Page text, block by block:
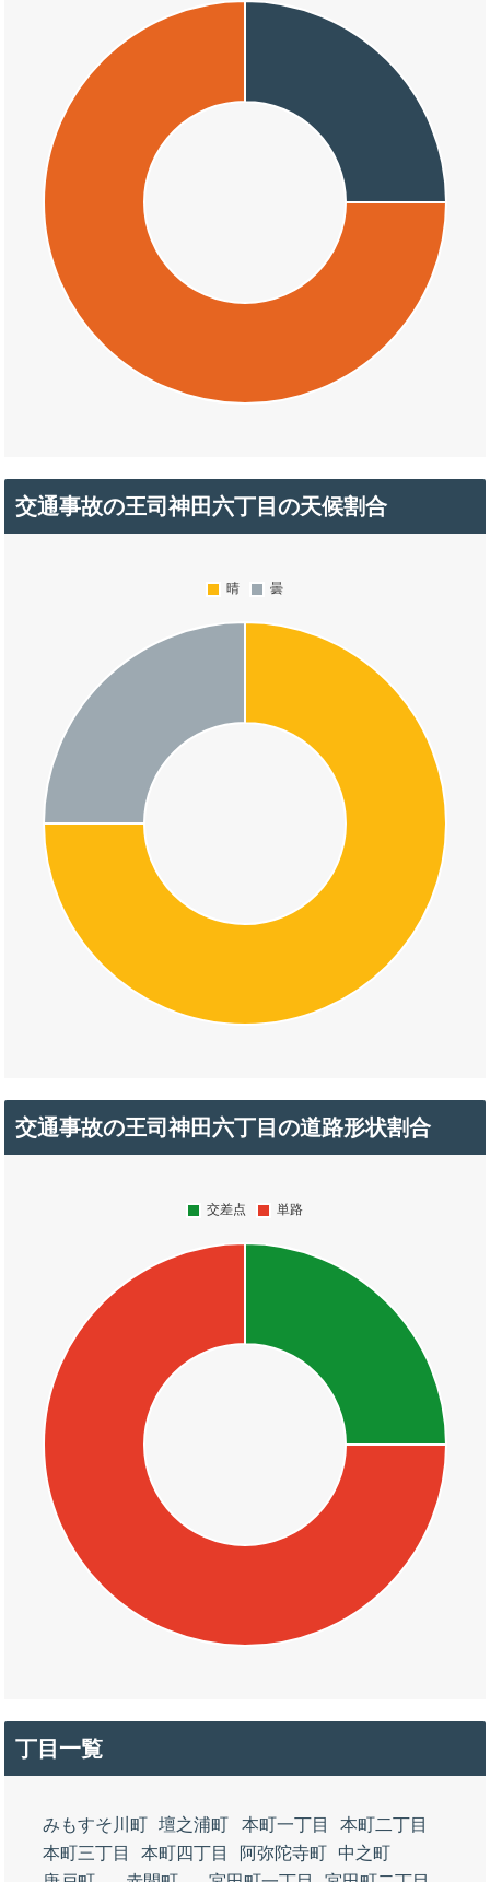
交通事故の王司神田六丁目の天候割合
交通事故の王司神田六丁目の道路形状割合
丁目一覧
みもすそ川町 壇之浦町 本町一丁目
本町二丁目
本町三丁目
本町四丁目 阿弥陀寺町
中之町